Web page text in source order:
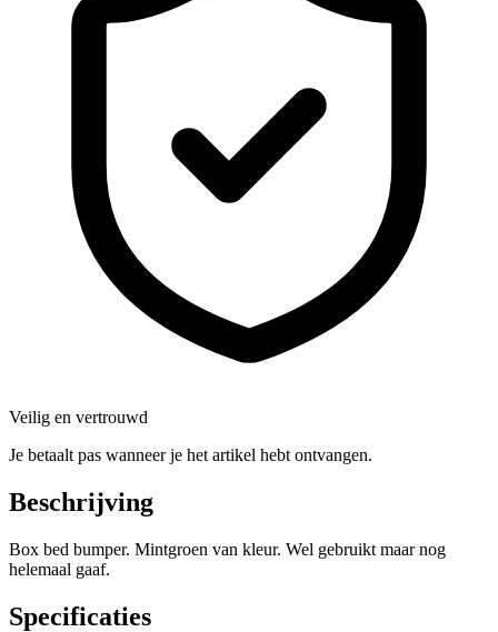
Veilig en vertrouwd
Je betaalt pas wanneer je het artikel hebt ontvangen.
Beschrijving
Box bed bumper. Mintgroen van kleur. Wel gebruikt maar nog
helemaal gaaf.
Specificaties